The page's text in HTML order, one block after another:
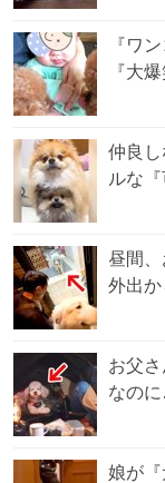
『ワ
『大
仲良
ルな
昼間
外出
お父
なの
娘が